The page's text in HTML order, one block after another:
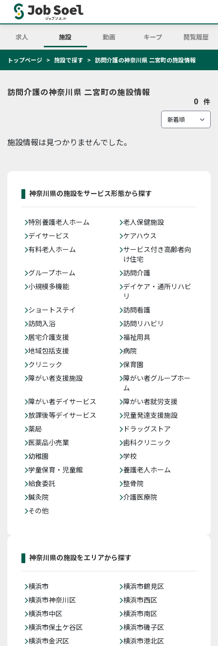
求人 施設 動画 キープ 閲覧履歴
トップページ 施設で探す 訪問介護の神奈川県 二宮町の施設情報
訪問介護の神奈川県 二宮町の施設情報
0 件
施設情報は見つかりませんでした。
神奈川県の施設をサービス形態から探す
特別養護老人ホーム
老人保健施設
デイサービス
ケアハウス
有料老人ホーム
サービス付き高齢者向
け住宅
グループホーム
訪問介護
小規模多機能
デイケア・通所リハビ
リ
ショートステイ
訪問看護
訪問入浴
訪問リハビリ
居宅介護支援
福祉用具
地域包括支援
病院
クリニック
保育園
障がい者支援施設
障がい者グループホー
ム
障がい者デイサービス
障がい者就労支援
放課後等デイサービス
児童発達支援施設
薬局
ドラッグストア
医薬品小売業
歯科クリニック
幼稚園
学校
学童保育・児童館
養護老人ホーム
給食委託
整骨院
鍼灸院
介護医療院
その他
神奈川県の施設をエリアから探す
横浜市
横浜市鶴見区
横浜市神奈川区
横浜市西区
横浜市中区
横浜市南区
横浜市保土ケ谷区
横浜市磯子区
横浜市金沢区
横浜市港北区